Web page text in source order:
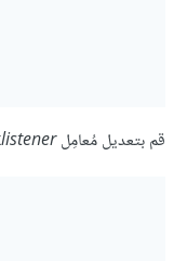
قم بتعديل مُعامِل unixlistener إلى service